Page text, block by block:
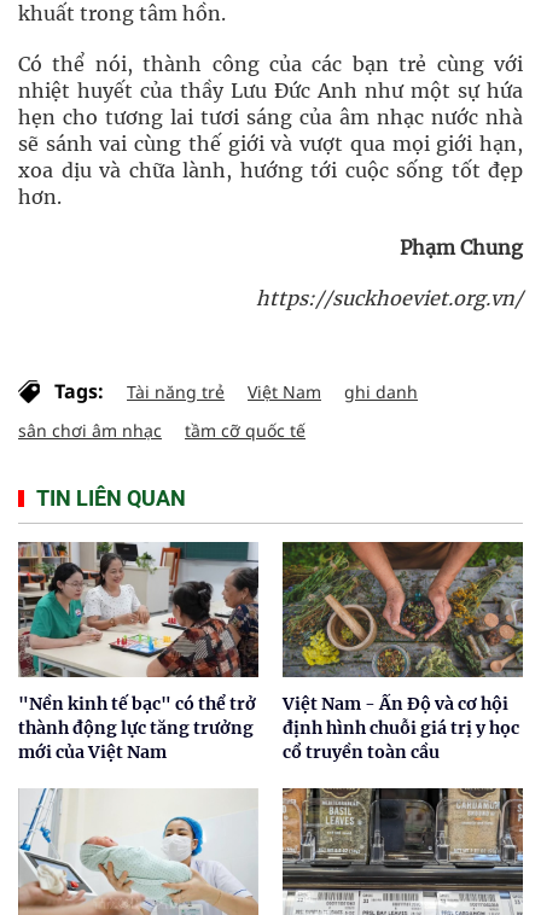
khuất trong tâm hồn.
Có thể nói, thành công của các bạn trẻ cùng với
nhiệt huyết của thầy Lưu Đức Anh như một sự hứa
hẹn cho tương lai tươi sáng của âm nhạc nước nhà
sẽ sánh vai cùng thế giới và vượt qua mọi giới hạn,
xoa dịu và chữa lành, hướng tới cuộc sống tốt đẹp
hơn.
Phạm Chung
https://suckhoeviet.org.vn/
Tags: Tài năng trẻ Việt Nam
ghi danh
sân chơi âm nhạc
tầm cỡ quốc tế
TIN LIÊN QUAN
"Nền kinh tế bạc" có thể trở
thành động lực tăng trưởng
mới của Việt Nam
Việt Nam - Ấn Độ và cơ hội
định hình chuỗi giá trị y học
cổ truyền toàn cầu